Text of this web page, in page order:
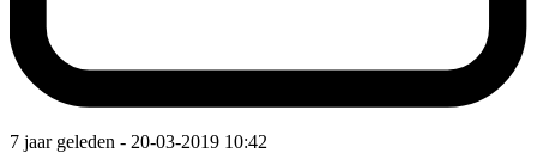
7 jaar geleden - 20-03-2019 10:42